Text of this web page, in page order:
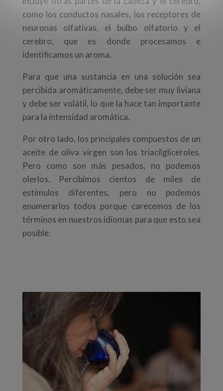
como los conductos nasales, los receptores de
neuronas olfativas, el bulbo olfatorio y el
cerebro, que es donde procesamos e
identificamos un aroma.
Para que una sustancia en una solución sea
percibida aromáticamente, debe ser muy liviana
y debe ser volátil, lo que la hace tan importante
para la intensidad aromática.
Por otro lado, los principales compuestos de un
aceite de oliva virgen son los triacilgliceroles.
Pero como son más pesados, no podemos
olerlos. Percibimos cientos de miles de
estímulos diferentes, pero no podemos
enumerarlos todos porque carecemos de los
términos en nuestros idiomas para que esto sea
posible.